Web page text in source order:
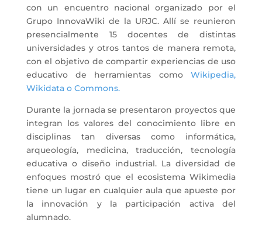
con un encuentro nacional organizado por el
Grupo InnovaWiki de la URJC. Allí se reunieron
presencialmente 15 docentes de distintas
universidades y otros tantos de manera remota,
con el objetivo de compartir experiencias de uso
educativo de herramientas comoWikipedia,
Wikidata o Commons.
Durante la jornada se presentaron proyectos que
integran los valores del conocimiento libre en
disciplinas tan diversas como informática,
arqueología, medicina, traducción, tecnología
educativa o diseño industrial. La diversidad de
enfoques mostró que el ecosistema Wikimedia
tiene un lugar en cualquier aula que apueste por
la innovación y la participación activa del
alumnado.